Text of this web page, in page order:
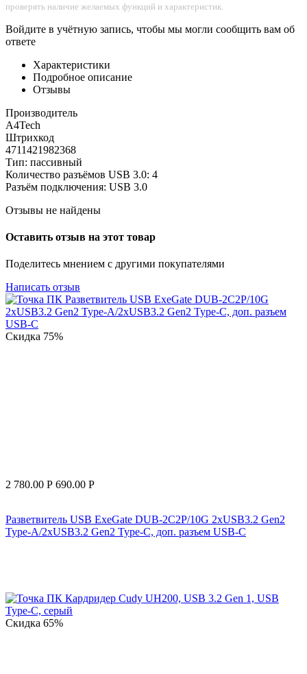
проверять наличие желаемых функций и характеристик.
Войдите в учётную запись, чтобы мы могли сообщить вам об
ответе
Характеристики
Подробное описание
Отзывы
Производитель
A4Tech
Штрихкод
4711421982368
Тип: пассивный
Количество разъёмов USB 3.0: 4
Разъём подключения: USB 3.0
Отзывы не найдены
Оставить отзыв на этот товар
Поделитесь мнением с другими покупателями
Написать отзыв
Скидка 75%
2 780.00 Р 690.00 Р
Разветвитель USB ExeGate DUB-2C2P/10G 2xUSB3.2 Gen2
Type-A/2xUSB3.2 Gen2 Type-C, доп. разъем USB-С
Скидка 65%